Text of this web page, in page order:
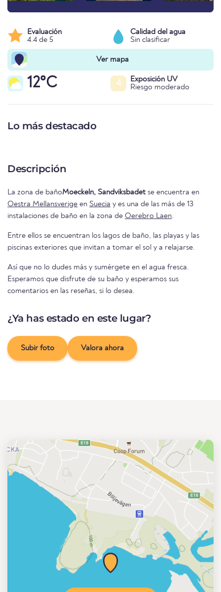
Evaluación
4.4 de 5
Calidad del agua
Sin clasificar
Ver mapa
12°C 4
Exposición UV
Riesgo moderado
Lo más destacado
Descripción
La zona de bañoMoeckeln, Sandviksbadet se encuentra en
Oestra Mellansverige en Suecia y es una de las más de 13
instalaciones de baño en la zona de Oerebro Laen.
Entre ellos se encuentran los lagos de baño, las playas y las
piscinas exteriores que invitan a tomar el sol y a relajarse.
Así que no lo dudes más y sumérgete en el agua fresca.
Esperamos que disfrute de su baño y esperamos sus
comentarios en las reseñas, si lo desea.
¿Ya has estado en este lugar?
Subir foto Valora ahora